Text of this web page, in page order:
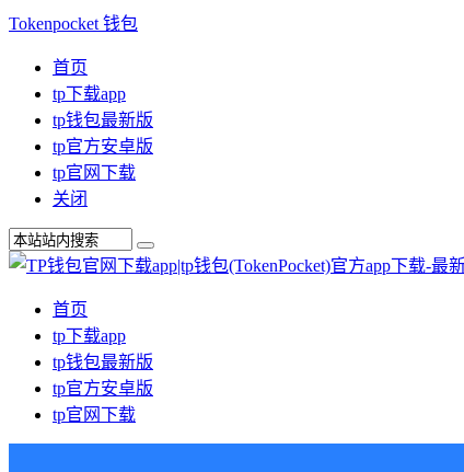
Tokenpocket 钱包
首页
tp下载app
tp钱包最新版
tp官方安卓版
tp官网下载
关闭
首页
tp下载app
tp钱包最新版
tp官方安卓版
tp官网下载